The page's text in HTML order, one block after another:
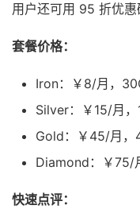
用户还可用 95 折优
套餐价格：
Iron：￥8/月，
Silver：￥15/月，
Gold：￥45/月，
Diamond：￥75/
快速点评：